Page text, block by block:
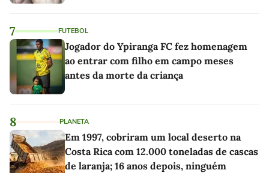
7 FUTEBOL
Jogador do Ypiranga FC fez homenagem
ao entrar com filho em campo meses
antes da morte da criança
8 PLANETA
Em 1997, cobriram um local deserto na
Costa Rica com 12.000 toneladas de cascas
de laranja; 16 anos depois, ninguém